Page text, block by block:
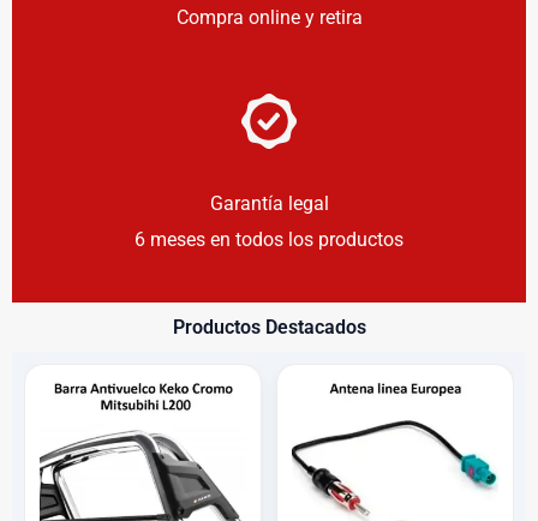
Compra online y retira
Garantía legal
6 meses en todos los productos
Productos Destacados